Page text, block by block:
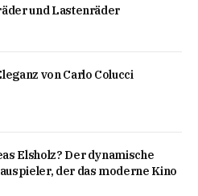
und Lastenräder
von Carlo Colucci
Elsholz? Der dynamische
der das moderne Kino